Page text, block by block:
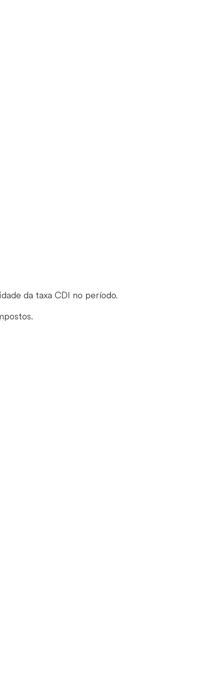
da taxa CDI no período.